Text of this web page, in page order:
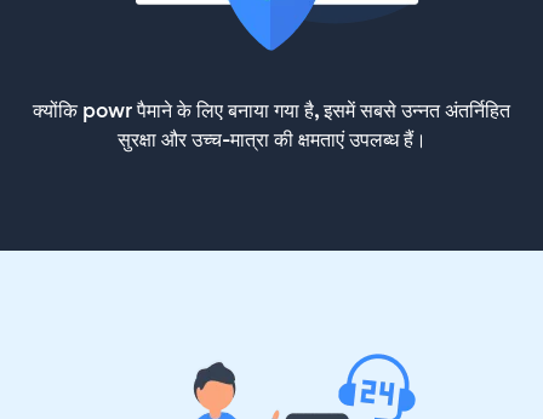
क्योंकि powr पैमाने के लिए बनाया गया है, इसमें सबसे उन्नत अंतर्निहित
सुरक्षा और उच्च-मात्रा की क्षमताएं उपलब्ध हैं।